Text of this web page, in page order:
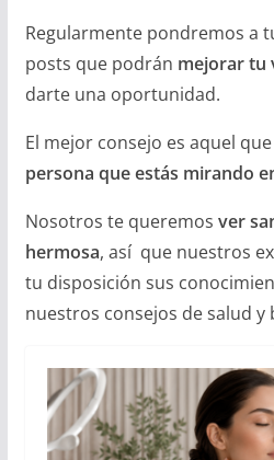
Regularmente pondremos a
posts que podrán mejorar tu
darte una oportunidad.
El mejor consejo es aquel
persona que estás mirando
Nosotros te queremos ver
hermosa, así que nuestros
tu disposición sus
nuestros consejos de salud y